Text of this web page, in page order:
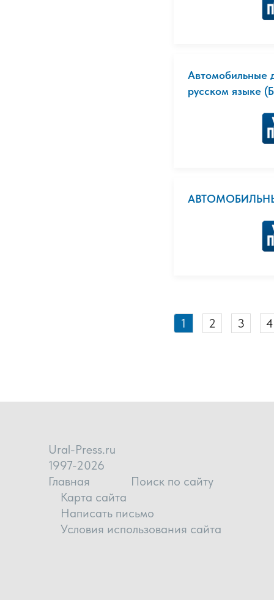
Автомобильные
русском языке
1 2 3 4
Ural-Press.ru
1997-2026
Главная
Поиск по сайту
Карта сайта
Написать письмо
Условия использования сайта